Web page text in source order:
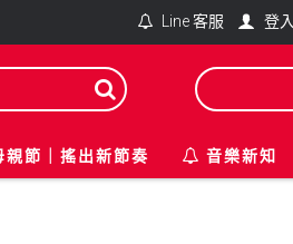
Line 客服 登入
親節｜搖出新節奏 音樂新知